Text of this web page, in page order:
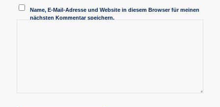
Name, E-Mail-Adresse und Website in diesem Browser für meinen
nächsten Kommentar speichern.